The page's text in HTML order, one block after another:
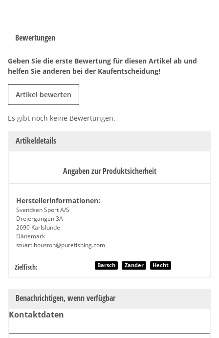
Bewertungen
Geben Sie die erste Bewertung für diesen Artikel ab und
helfen Sie anderen bei der Kaufentscheidung!
Artikel bewerten
Es gibt noch keine Bewertungen.
Artikeldetails
Angaben zur Produktsicherheit
Herstellerinformationen:
Svendsen Sport A/S
Drejergangen 3A
2690 Karlslunde
Dänemark
stuart.houston@purefishing.com
Produkteigenschaft
Wert
Zielfisch: Barsch Zander Hecht
Benachrichtigen, wenn verfügbar
Kontaktdaten